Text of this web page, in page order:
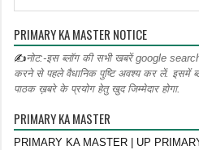
PRIMARY KA MASTER NOTICE
✍नोट:-इस ब्लॉग की सभी खबरें google
करने से पहले वैधानिक पुष्टि अवश्य कर लें. इसमें
पाठक ख़बरे के प्रयोग हेतु खुद जिम्मेदार होगा.
PRIMARY KA MASTER
PRIMARY KA MASTER | UP